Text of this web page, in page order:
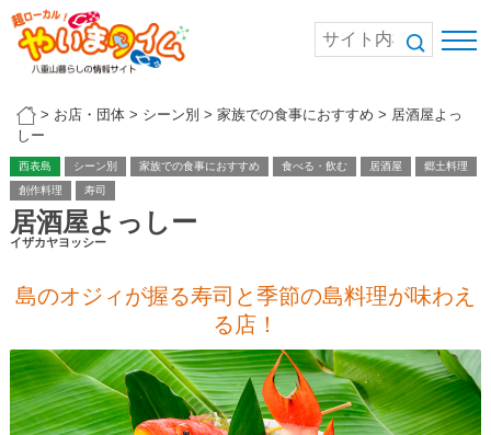
> お店・団体> シーン別 > 家族での食事におすすめ > 居酒屋よっ
しー
西表島 シーン別 家族での食事におすすめ 食べる・飲む 居酒屋
郷土料理
創作料理
寿司
居酒屋よっしー
イザカヤヨッシー
島のオジィが握る寿司と季節の島料理が味わえ
る店！